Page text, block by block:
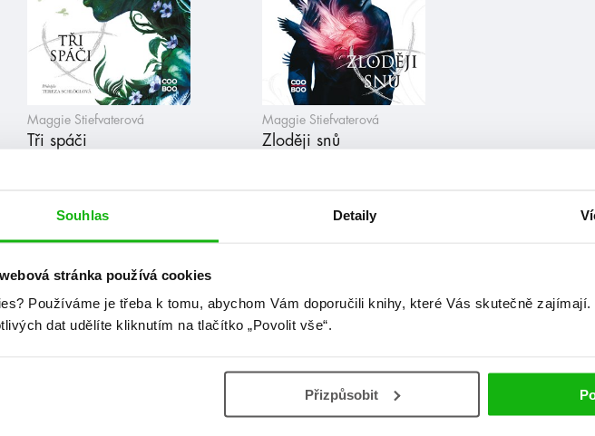
Souhlas Detaily
stránka používá cookies
Používáme je třeba k tomu, abychom Vám doporučili knihy, které Vás skutečně zajímají.
dat udělíte kliknutím na tlačítko „Povolit vše“.
Přizpůsobit
Maggie Stiefvaterová
Tři spáči
Maggie Stiefvaterová
Zloději snů
zajímat
videa